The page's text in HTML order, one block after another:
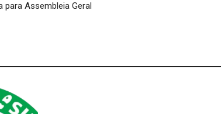
para Assembleia Geral